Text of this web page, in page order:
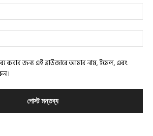
করার জন্য এই ব্রাউজারে আমার নাম, ইমেল, এবং